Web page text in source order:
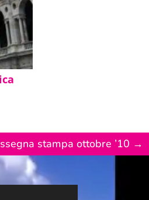
stampa ottobre ’10 →